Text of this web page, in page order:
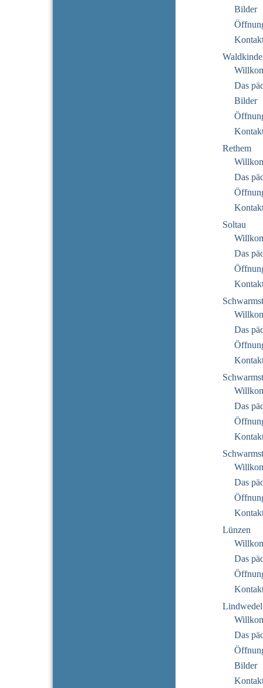
Bilder
Das
Bilder
Rethem
Das
Soltau
Das
Das
Das
Das
Lünzen
Das
Lindwedel
Das
Bilder